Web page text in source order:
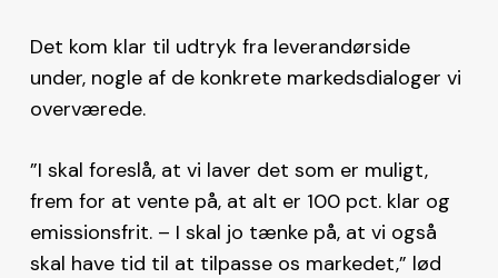
Det kom klar til udtryk fra leverandørside
under, nogle af de konkrete markedsdialoger vi
overværede.
”I skal foreslå, at vi laver det som er muligt,
frem for at vente på, at alt er 100 pct. klar og
emissionsfrit. – I skal jo tænke på, at vi også
skal have tid til at tilpasse os markedet,” lød